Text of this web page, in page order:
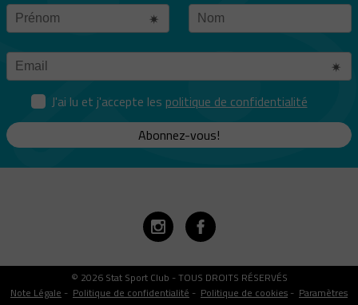
J'ai lu et j'accepte les politique de confidentialité
Abonnez-vous!
© 2026 Stat Sport Club - TOUS DROITS RÉSERVÉS
Note Légale - Politique de confidentialité - Politique de cookies - Paramètres